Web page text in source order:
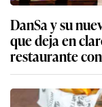
DanSa y su
que deja en
restaurante